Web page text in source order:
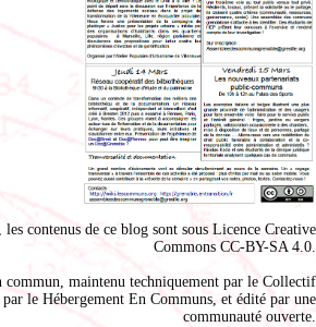
contenus de ce blog sont sous Licence Creative
Commons CC-BY-SA 4.0.
commun, maintenu techniquement par le Collectif
par le Hébergement En Communs, et édité par une
communauté ouverte.